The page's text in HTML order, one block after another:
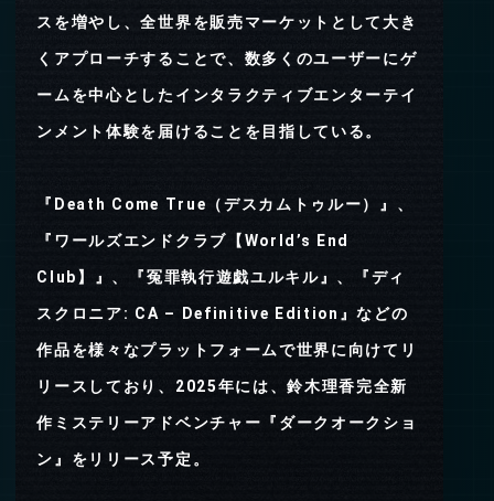
スを増やし、全世界を販売マーケットとして大き
くアプローチすることで、数多くのユーザーにゲ
ームを中心としたインタラクティブエンターテイ
ンメント体験を届けることを目指している。
『Death Come True（デスカムトゥルー）』、
『ワールズエンドクラブ【World’s End
Club】』、『冤罪執行遊戯ユルキル』、『ディ
スクロニア: CA – Definitive Edition』などの
作品を様々なプラットフォームで世界に向けてリ
リースしており、2025年には、鈴木理香完全新
作ミステリーアドベンチャー『ダークオークショ
ン』をリリース予定。